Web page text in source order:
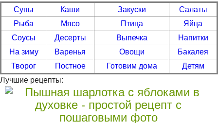
Супы
Каши Закуски
Салаты
Рыба
Мясо Птица
Яйца
Соусы
Десерты Выпечка
Напитки
На зиму
Варенья Овощи
Бакалея
Творог
Постное Готовим дома
Детям
Лучшие рецепты: